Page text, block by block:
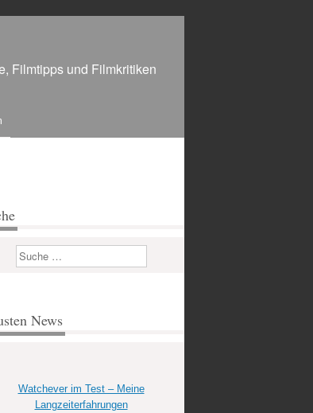
Filmtipps und Filmkritiken
Suchen
News
Watchever im Test – Meine
Langzeiterfahrungen